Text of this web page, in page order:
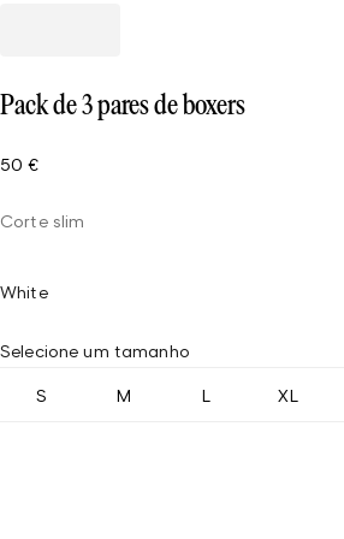
Pack de 3 pares de boxers
50 €
Corte slim
White
Selecione um tamanho
S M L XL